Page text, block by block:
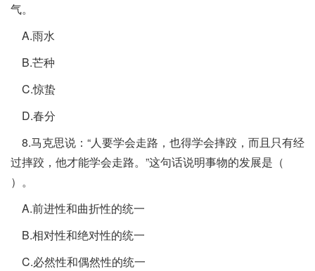
气。
A.雨水
B.芒种
C.惊蛰
D.春分
8.马克思说：“人要学会走路，也得学会摔跤，而且只有经
过摔跤，他才能学会走路。”这句话说明事物的发展是（
）。
A.前进性和曲折性的统一
B.相对性和绝对性的统一
C.必然性和偶然性的统一